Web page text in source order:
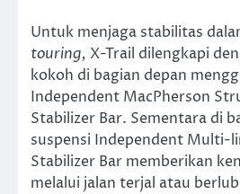
Untuk menjaga stabilitas
touring, X-Trail dilengkapi
kokoh di bagian depan
Independent MacPherson
Stabilizer Bar. Sementara di
suspensi Independent Multi-
Stabilizer Bar memberikan
melalui jalan terjal atau